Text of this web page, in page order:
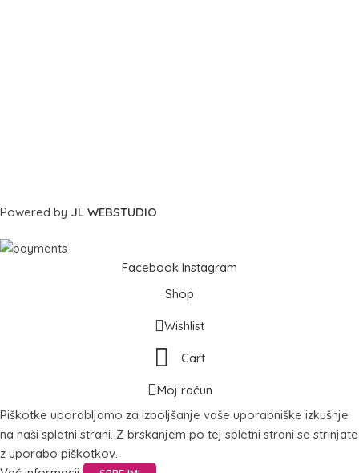
Powered by JL WEBSTUDIO
Facebook Instagram
Shop
Wishlist
Cart
Moj račun
Piškotke uporabljamo za izboljšanje vaše uporabniške izkušnje
na naši spletni strani. Z brskanjem po tej spletni strani se strinjate
z uporabo piškotkov.